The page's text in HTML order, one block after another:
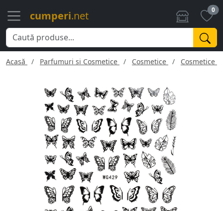
cumperi.net 0
Acasă Parfumuri si Cosmetice Cosmetice Cosmetice